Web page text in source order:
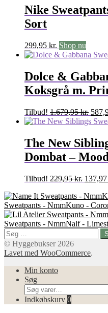
Nike
Sort
299,95 kr. Shop nu
Dolce &
Koksgrå m.
Tilbud! 1.679,95kr. Den
var:
The New
Dombat –
Tilbud! 229,95kr. Den
pris
var:
137,97
Sweatpants - NmmKuno -
Sweatpants - NmmNalf -
Søg
efter:
© Hyggebukser 2026
Lavet med WooCommerce.
Min konto
Søg
Søg
efter:
Indkøbskurv 0